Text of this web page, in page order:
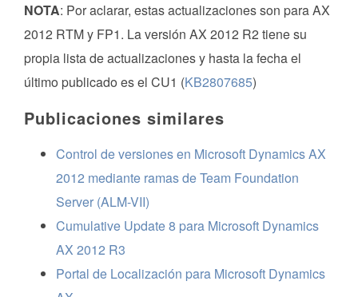
NOTA: Por aclarar, estas actualizaciones son para AX
2012 RTM y FP1. La versión AX 2012 R2 tiene su
propia lista de actualizaciones y hasta la fecha el
último publicado es el CU1 (KB2807685)
Publicaciones similares
Control de versiones en Microsoft Dynamics AX
2012 mediante ramas de Team Foundation
Server (ALM-VII)
Cumulative Update 8 para Microsoft Dynamics
AX 2012 R3
Portal de Localización para Microsoft Dynamics